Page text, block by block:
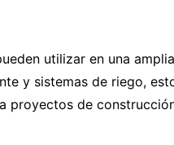
utilizar en una
y sistemas de riego,
de